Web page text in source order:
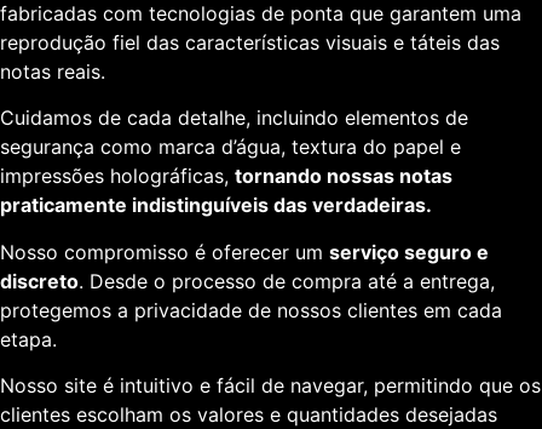
fabricadas com tecnologias de ponta que garantem uma
reprodução fiel das características visuais e táteis das
notas reais.
Cuidamos de cada detalhe, incluindo elementos de
segurança como marca d’água, textura do papel e
impressões holográficas, tornando nossas notas
praticamente indistinguíveis das verdadeiras.
Nosso compromisso é oferecer um serviço seguro e
discreto. Desde o processo de compra até a entrega,
protegemos a privacidade de nossos clientes em cada
etapa.
Nosso site é intuitivo e fácil de navegar, permitindo que os
clientes escolham os valores e quantidades desejadas